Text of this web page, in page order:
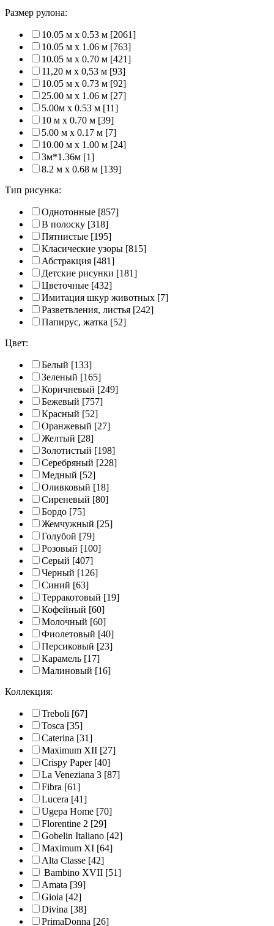
Размер рулона:
10.05 м x 0.53 м [2061]
10.05 м x 1.06 м [763]
10.05 м x 0.70 м [421]
11,20 м х 0,53 м [93]
10.05 м x 0.73 м [92]
25.00 м x 1.06 м [27]
5.00м x 0.53 м [11]
10 м x 0.70 м [39]
5.00 м x 0.17 м [7]
10.00 м x 1.00 м [24]
3м*1.36м [1]
8.2 м x 0.68 м [139]
Тип рисунка:
Однотонные [857]
В полоску [318]
Пятнистые [195]
Класические узоры [815]
Абстракция [481]
Детские рисунки [181]
Цветочные [432]
Имитация шкур животных [7]
Разветвления, листья [242]
Папирус, жатка [52]
Цвет:
Белый [133]
Зеленый [165]
Коричневый [249]
Бежевый [757]
Красный [52]
Оранжевый [27]
Желтый [28]
Золотистый [198]
Серебряный [228]
Медный [52]
Оливковый [18]
Сиреневый [80]
Бордо [75]
Жемчужный [25]
Голубой [79]
Розовый [100]
Серый [407]
Черный [126]
Синий [63]
Терракотовый [19]
Кофейный [60]
Молочный [60]
Фиолетовый [40]
Персиковый [23]
Карамель [17]
Малиновый [16]
Коллекция:
Treboli [67]
Tosca [35]
Caterina [31]
Maximum XII [27]
Crispy Paper [40]
La Veneziana 3 [87]
Fibra [61]
Lucera [41]
Ugepa Home [70]
Florentine 2 [29]
Gobelin Italiano [42]
Maximum XI [64]
Alta Classe [42]
Bambino XVII [51]
Amata [39]
Gioia [42]
Divina [38]
PrimaDonna [26]